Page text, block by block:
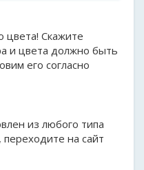
Скажите
и цвета должно быть
его согласно
из любого типа
на сайт